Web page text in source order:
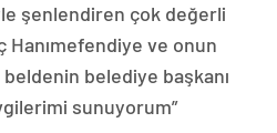
şenlendiren çok değerli
Hanımefendiye ve onun
belediye başkanı
sunuyorum”